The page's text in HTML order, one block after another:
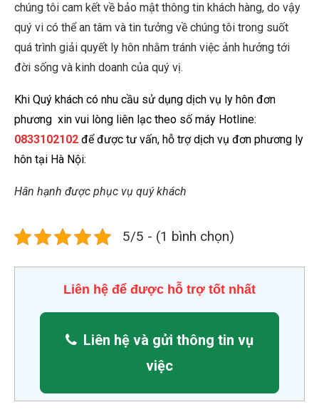
chúng tôi cam kết về bảo mật thông tin khách hàng, do vậy
quý vi có thể an tâm và tin tưởng về chúng tôi trong suốt
quá trình giải quyết ly hôn nhằm tránh việc ảnh hưởng tới
đời sống và kinh doanh của quý vị.
Khi Quý khách có nhu cầu sử dụng dịch vụ ly hôn đơn
phương xin vui lòng liên lạc theo số máy Hotline:
0833102102 để được tư vấn, hỗ trợ dịch vụ đơn phương ly
hôn tại Hà Nội:
Hân hạnh được phục vụ quý khách
5/5 - (1 bình chọn)
Liên hệ để được hỗ trợ tốt nhất
Liên hệ và gửi thông tin vụ
việc